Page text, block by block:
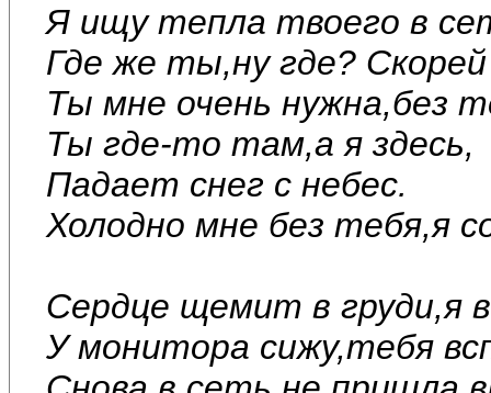
Я ищу тепла твоего в
Где же ты,ну где?
Ты мне очень нужна,без
Ты где-то там,а я здесь,
Падает снег с небес.
Холодно мне без тебя,я
Сердце щемит в груди,я
У монитора сижу,тебя